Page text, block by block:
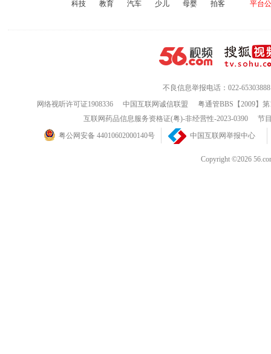
科技
教育 汽车 少儿 母婴 拍客
平台
不良信息举报电话：022-65303888
网络视听许可证1908336
中国互联网诚信联盟
粤通管BBS【2009】
互联网药品信息服务资格证(粤)-非经营性-2023-0390
节
粤公网安备 44010602000140号
中国互联网举报中心
Copyright ©2026